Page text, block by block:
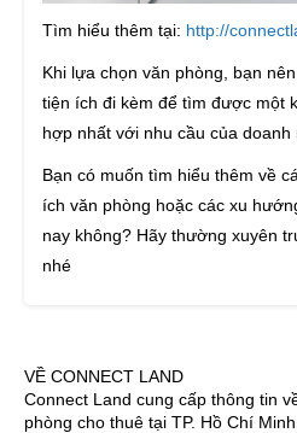
Tìm hiểu thêm tại: http://
Khi lựa chọn văn phòng, bạn
tiện ích đi kèm để tìm được một
hợp nhất với nhu cầu của doanh
Bạn có muốn tìm hiểu thêm về
ích văn phòng hoặc các xu
nay không? Hãy thường xuyên
nhé
VỀ CONNECT LAND
Connect Land cung cấp thông tin
phòng cho thuê tại TP. Hồ Chí